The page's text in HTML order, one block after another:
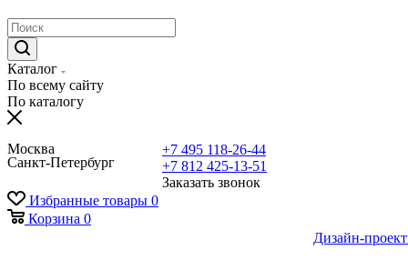
Каталог
По всему сайту
По каталогу
Москва
Санкт-Петербург
+7 495 118-26-44
+7 812 425-13-51
Заказать звонок
Избранные товары 0
Корзина 0
Дизайн-